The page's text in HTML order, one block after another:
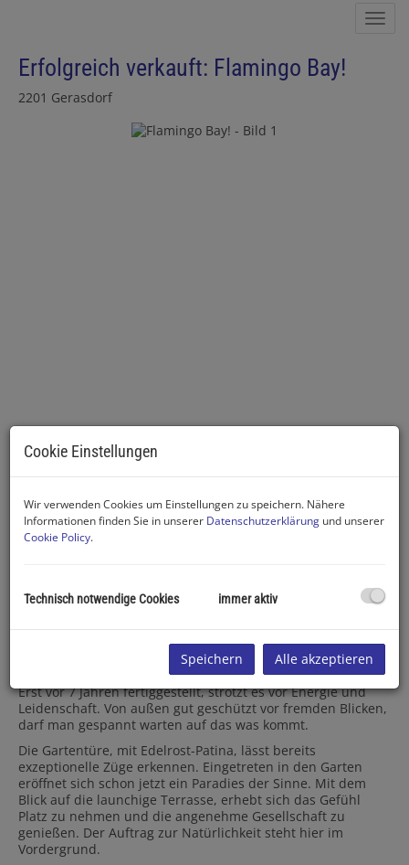
Erfolgreich verkauft: Flamingo Bay!
2201 Gerasdorf
Ein unglaubliches Angebot wird Ihnen hier zuteil.
Im Gerasdorfer Ortsteil Föhrenhain, an der
wunderschönsten Ecke, die es dort weit und breit geben
kann, in absoluter Ruhelage, finden Sie Ihr neues Domizil.
Erst vor 7 Jahren fertiggestellt, strotzt es vor Energie und
Leidenschaft. Von außen gut geschützt vor fremden Blicken,
darf man gespannt warten auf das was kommt.
Die Gartentüre, mit Edelrost-Patina, lässt bereits
exzeptionelle Züge erkennen. Eingetreten in den Garten
eröffnet sich schon jetzt ein Paradies der Sinne. Mit dem
Blick auf die launchige Terrasse, erhebt sich das Gefühl
Platz zu nehmen und die angenehme Gesellschaft zu
genießen. Der Auftrag zur Natürlichkeit steht hier im
Vordergrund.
Cookie Einstellungen
Wir verwenden Cookies um Einstellungen zu speichern. Nähere
Informationen finden Sie in unserer Datenschutzerklärung und unserer
Cookie Policy.
Technisch notwendige Cookies immer aktiv
Speichern Alle akzeptieren